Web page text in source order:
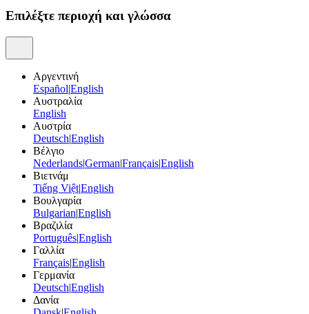
Επιλέξτε περιοχή και γλώσσα
Αργεντινή
Español|English
Αυστραλία
English
Αυστρία
Deutsch|English
Βέλγιο
Nederlands|German|Français|English
Βιετνάμ
Tiếng Việt|English
Βουλγαρία
Bulgarian|English
Βραζιλία
Português|English
Γαλλία
Français|English
Γερμανία
Deutsch|English
Δανία